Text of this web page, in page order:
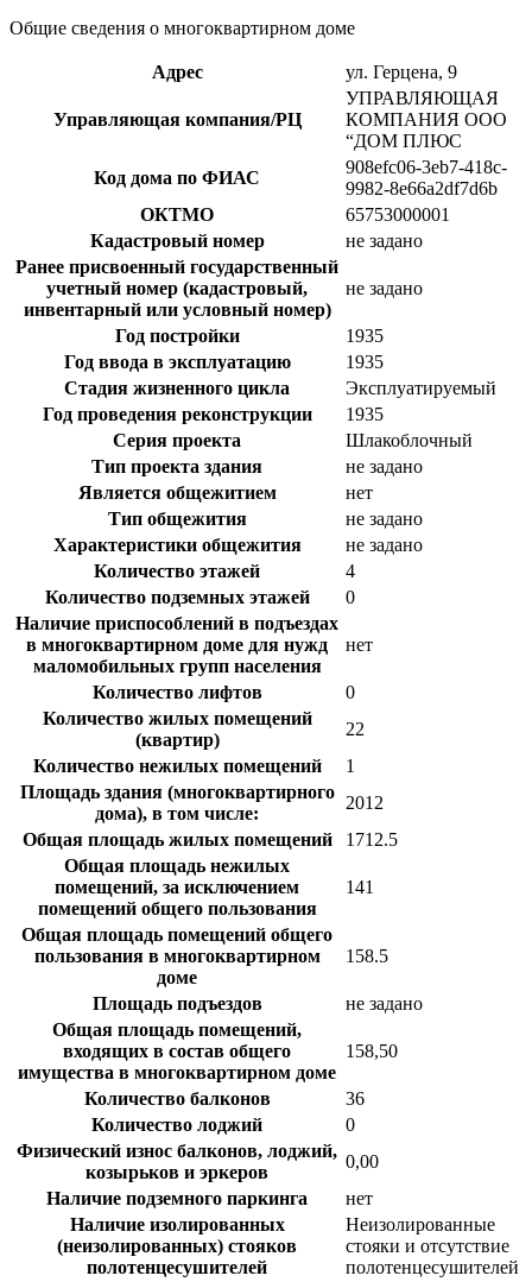
Общие сведения о многоквартирном доме
Адрес ул. Герцена, 9
Управляющая компания/РЦ
УПРАВЛЯЮЩАЯ
КОМПАНИЯ ООО
“ДОМ ПЛЮС
Код дома по ФИАС
908efc06-3eb7-418c-
9982-8e66a2df7d6b
ОКТМО
65753000001
Кадастровый номер
не задано
Ранее присвоенный государственный
учетный номер (кадастровый,
инвентарный или условный номер)
не задано
Год постройки
1935
Год ввода в эксплуатацию
1935
Стадия жизненного цикла
Эксплуатируемый
Год проведения реконструкции
1935
Серия проекта
Шлакоблочный
Тип проекта здания
не задано
Является общежитием
нет
Тип общежития
не задано
Характеристики общежития
не задано
Количество этажей
4
Количество подземных этажей
0
Наличие приспособлений в подъездах
в многоквартирном доме для нужд
маломобильных групп населения
нет
Количество лифтов
0
Количество жилых помещений
(квартир)
22
Количество нежилых помещений
1
Площадь здания (многоквартирного
дома), в том числе:
2012
Общая площадь жилых помещений
1712.5
Общая площадь нежилых
помещений, за исключением
помещений общего пользования
141
Общая площадь помещений общего
пользования в многоквартирном
доме
158.5
Площадь подъездов
не задано
Общая площадь помещений,
входящих в состав общего
имущества в многоквартирном доме
158,50
Количество балконов
36
Количество лоджий
0
Физический износ балконов, лоджий,
козырьков и эркеров
0,00
Наличие подземного паркинга
нет
Наличие изолированных
(неизолированных) стояков
полотенцесушителей
Неизолированные
стояки и отсутствие
полотенцесушителей